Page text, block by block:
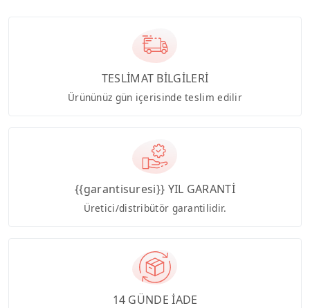
TESLİMAT BİLGİLERİ
Ürününüz gün içerisinde teslim edilir
{{garantisuresi}} YIL GARANTİ
Üretici/distribütör garantilidir.
14 GÜNDE İADE